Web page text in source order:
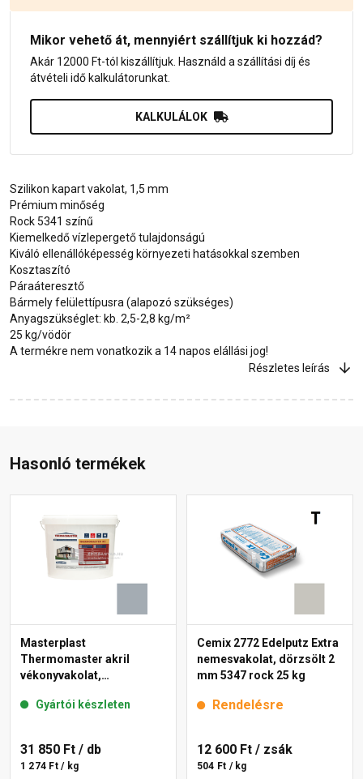
Mikor vehető át, mennyiért szállítjuk ki hozzád?
Akár 12000 Ft-tól kiszállítjuk. Használd a szállítási díj és
átvételi idő kalkulátorunkat.
KALKULÁLOK
Szilikon kapart vakolat, 1,5 mm
Prémium minőség
Rock 5341 színű
Kiemelkedő vízlepergető tulajdonságú
Kiváló ellenállóképesség környezeti hatásokkal szemben
Kosztaszító
Páraáteresztő
Bármely felülettípusra (alapozó szükséges)
Anyagszükséglet: kb. 2,5-2,8 kg/m²
25 kg/vödör
A termékre nem vonatkozik a 14 napos elállási jog!
Részletes leírás
Hasonló termékek
Masterplast
Thermomaster akril
vékonyvakolat,
50-E 25 kg
Gyártói készleten
31 850 Ft / db
1 274 Ft / kg
Cemix 2772 Edelputz Extra
nemesvakolat, dörzsölt 2
mm 5347 rock 25 kg
Rendelésre
12 600 Ft / zsák
504 Ft / kg